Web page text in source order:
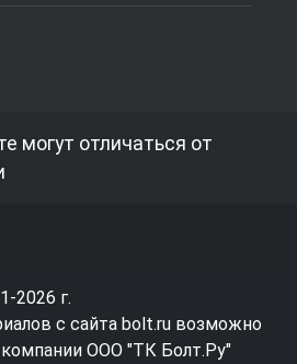
могут отличаться от
2026 г.
с сайта bolt.ru возможно
ООО "ТК Болт.Ру"